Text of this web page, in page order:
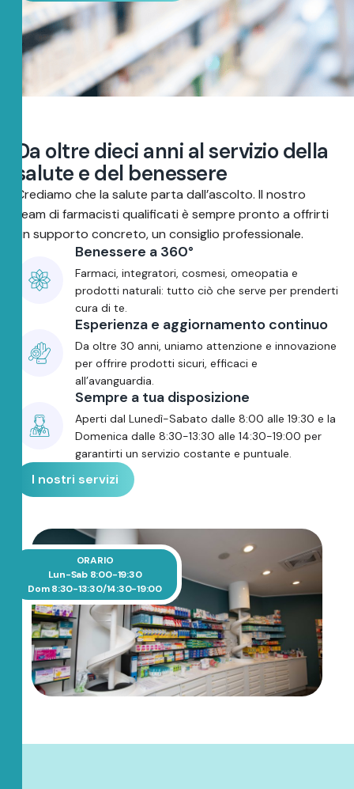
Da oltre dieci anni alservizio della
salute e del benessere
Crediamo che la salute parta dall’ascolto. Il nostro
team di farmacisti qualificati è sempre pronto a offrirti
un supporto concreto, un consiglio professionale.
Benessere a 360°
Farmaci, integratori, cosmesi, omeopatia e
prodotti naturali: tutto ciò che serve per prenderti
cura di te.
Esperienza e aggiornamento continuo
Da oltre 30 anni, uniamo attenzione e innovazione
per offrire prodotti sicuri, efficaci e
all’avanguardia.
Sempre a tua disposizione
Aperti dal Lunedì-Sabato dalle 8:00 alle 19:30 e la
Domenica dalle 8:30-13:30 alle 14:30-19:00 per
garantirti un servizio costante e puntuale.
I nostri servizi
ORARIO
Lun-Sab 8:00-19:30
Dom 8:30-13:30/14:30-19:00